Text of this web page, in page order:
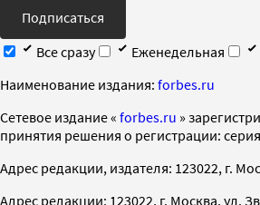
Подписаться
Все сразу
Еженедельная
Наименование издания: forbes.ru
Cетевое издание « forbes.ru »
принятия решения о регистрации:
Адрес редакции, издателя: 123022, г.
Адрес редакции: 123022, г. Москва, ул.